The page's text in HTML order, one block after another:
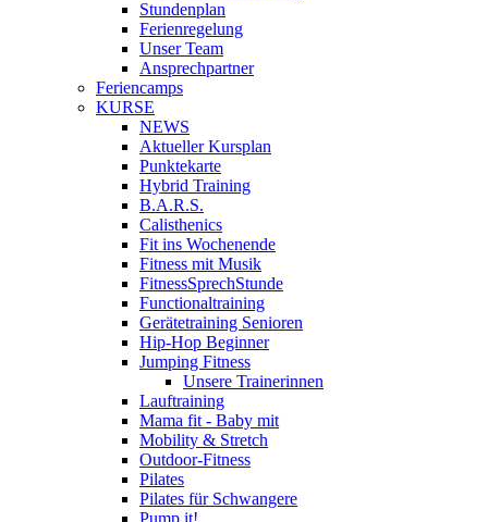
Stundenplan
Ferienregelung
Unser Team
Ansprechpartner
Feriencamps
KURSE
NEWS
Aktueller Kursplan
Punktekarte
Hybrid Training
B.A.R.S.
Calisthenics
Fit ins Wochenende
Fitness mit Musik
FitnessSprechStunde
Functionaltraining
Gerätetraining Senioren
Hip-Hop Beginner
Jumping Fitness
Unsere Trainerinnen
Lauftraining
Mama fit - Baby mit
Mobility & Stretch
Outdoor-Fitness
Pilates
Pilates für Schwangere
Pump it!